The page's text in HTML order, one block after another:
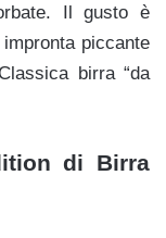
Il gusto è
piccante
birra “da
di Birra